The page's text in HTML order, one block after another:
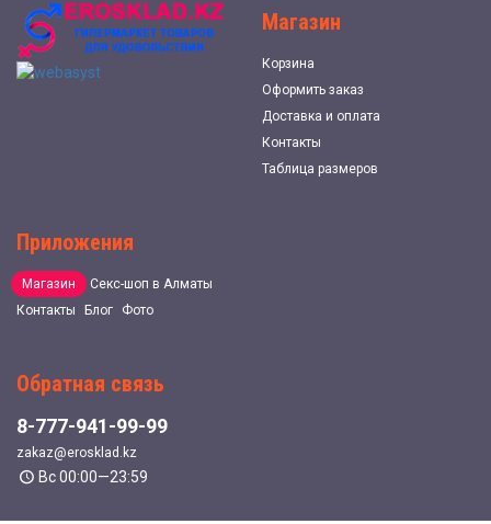
Магазин
Корзина
Оформить заказ
Доставка и оплата
Контакты
Таблица размеров
Приложения
Магазин
Секс-шоп в Алматы
Контакты
Блог Фото
Обратная связь
8-777-941-99-99
zakaz@erosklad.kz
Вс 00:00—23:59